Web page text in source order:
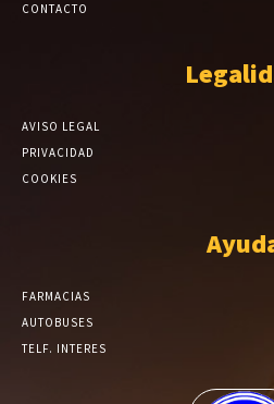
CONTACTO
AVISO LEGAL
PRIVACIDAD
COOKIES
FARMACIAS
AUTOBUSES
TELF. INTERES